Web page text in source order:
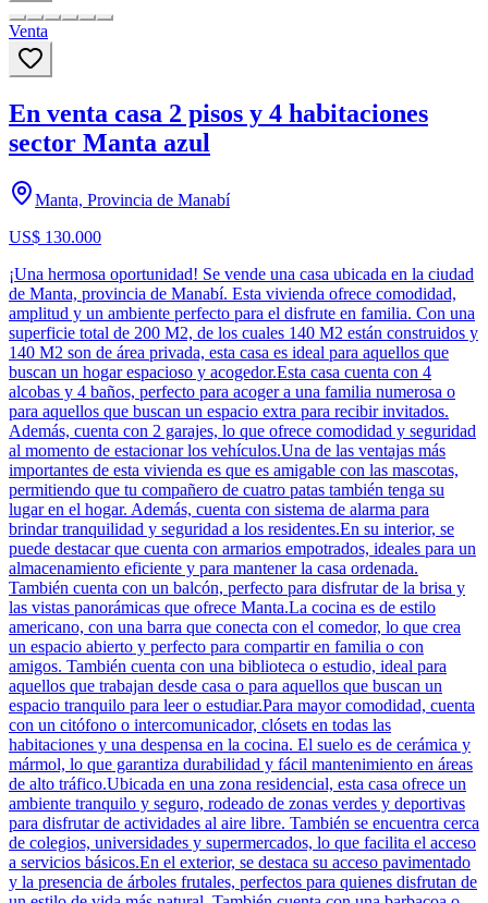
Venta
En venta casa 2 pisos y 4 habitaciones
sector Manta azul
Manta, Provincia de Manabí
US$ 130.000
¡Una hermosa oportunidad! Se vende una casa ubicada en la ciudad
de Manta, provincia de Manabí. Esta vivienda ofrece comodidad,
amplitud y un ambiente perfecto para el disfrute en familia. Con una
superficie total de 200 M2, de los cuales 140 M2 están construidos y
140 M2 son de área privada, esta casa es ideal para aquellos que
buscan un hogar espacioso y acogedor.Esta casa cuenta con 4
alcobas y 4 baños, perfecto para acoger a una familia numerosa o
para aquellos que buscan un espacio extra para recibir invitados.
Además, cuenta con 2 garajes, lo que ofrece comodidad y seguridad
al momento de estacionar los vehículos.Una de las ventajas más
importantes de esta vivienda es que es amigable con las mascotas,
permitiendo que tu compañero de cuatro patas también tenga su
lugar en el hogar. Además, cuenta con sistema de alarma para
brindar tranquilidad y seguridad a los residentes.En su interior, se
puede destacar que cuenta con armarios empotrados, ideales para un
almacenamiento eficiente y para mantener la casa ordenada.
También cuenta con un balcón, perfecto para disfrutar de la brisa y
las vistas panorámicas que ofrece Manta.La cocina es de estilo
americano, con una barra que conecta con el comedor, lo que crea
un espacio abierto y perfecto para compartir en familia o con
amigos. También cuenta con una biblioteca o estudio, ideal para
aquellos que trabajan desde casa o para aquellos que buscan un
espacio tranquilo para leer o estudiar.Para mayor comodidad, cuenta
con un citófono o intercomunicador, clósets en todas las
habitaciones y una despensa en la cocina. El suelo es de cerámica y
mármol, lo que garantiza durabilidad y fácil mantenimiento en áreas
de alto tráfico.Ubicada en una zona residencial, esta casa ofrece un
ambiente tranquilo y seguro, rodeado de zonas verdes y deportivas
para disfrutar de actividades al aire libre. También se encuentra cerca
de colegios, universidades y supermercados, lo que facilita el acceso
a servicios básicos.En el exterior, se destaca su acceso pavimentado
y la presencia de árboles frutales, perfectos para quienes disfrutan de